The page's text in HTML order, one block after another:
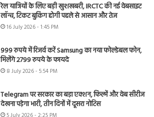
रेल यात्रियों के लिए बड़ी खुशखबरी, IRCTC की नई वेबसाइट
लॉन्च, टिकट बुकिंग होगी पहले से आसान और तेज
16 July 2026 - 1:45 PM
999 रुपये में रिजर्व करें Samsung का नया फोल्डेबल फोन,
मिलेंगे 2799 रुपये के फायदे
8 July 2026 - 5:54 PM
Telegram पर सरकार का बड़ा एक्शन, फिल्में और वेब सीरीज
देखना पड़ेगा भारी, तीन दिनों में दूसरा नोटिस